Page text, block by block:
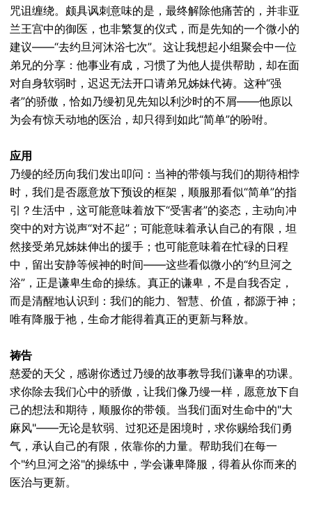
咒诅缠绕。颇具讽刺意味的是，最终解除他痛苦的，并非亚
兰王宫中的御医，也非繁复的仪式，而是先知的一个微小的
建议——“去约旦河沐浴七次”。这让我想起小组聚会中一位
弟兄的分享：他事业有成，习惯了为他人提供帮助，却在面
对自身软弱时，迟迟无法开口请弟兄姊妹代祷。这种“强
者”的骄傲，恰如乃缦初见先知以利沙时的不屑——他原以
为会有惊天动地的医治，却只得到如此“简单”的吩咐。
应用
乃缦的经历向我们发出叩问：当神的带领与我们的期待相悖
时，我们是否愿意放下预设的框架，顺服那看似“简单”的指
引？生活中，这可能意味着放下“受害者”的姿态，主动向冲
突中的对方说声“对不起”；可能意味着承认自己的有限，坦
然接受弟兄姊妹伸出的援手；也可能意味着在忙碌的日程
中，留出安静等候神的时间——这些看似微小的“约旦河之
浴”，正是谦卑生命的操练。真正的谦卑，不是自我否定，
而是清醒地认识到：我们的能力、智慧、价值，都源于神；
唯有降服于祂，生命才能得着真正的更新与释放。
祷告
慈爱的天父，感谢你透过乃缦的故事教导我们谦卑的功课。
求你除去我们心中的骄傲，让我们像乃缦一样，愿意放下自
己的想法和期待，顺服你的带领。当我们面对生命中的"大
麻风"——无论是软弱、过犯还是困境时，求你赐给我们勇
气，承认自己的有限，依靠你的力量。帮助我们在每一
个"约旦河之浴"的操练中，学会谦卑降服，得着从你而来的
医治与更新。